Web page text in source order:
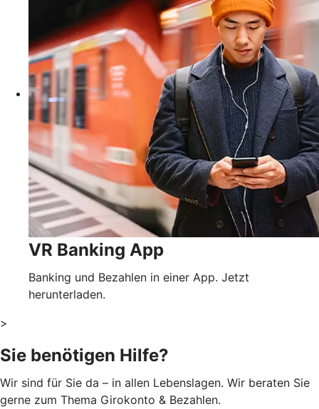
VR Banking App
Banking und Bezahlen in einer App. Jetzt
herunterladen.
>
Sie benötigen Hilfe?
Wir sind für Sie da – in allen Lebenslagen. Wir beraten Sie
gerne zum Thema Girokonto & Bezahlen.